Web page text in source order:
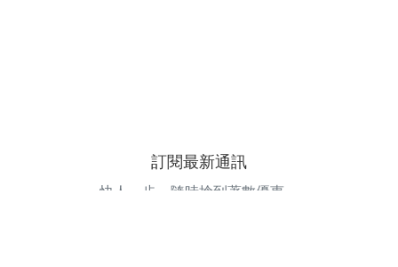
訂閱最新通訊
快人一步，隨時搶到著數優惠。